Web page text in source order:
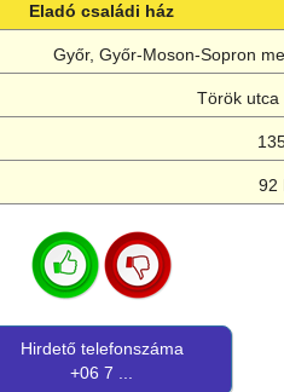
Eladó családi ház
Győr, Győr-Moson-Sopron
Török utca
92
Hirdető telefonszáma
+06 7 ...